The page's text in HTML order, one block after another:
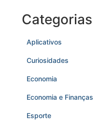
Categorias
Aplicativos
Curiosidades
Economia
Economia e Finanças
Esporte